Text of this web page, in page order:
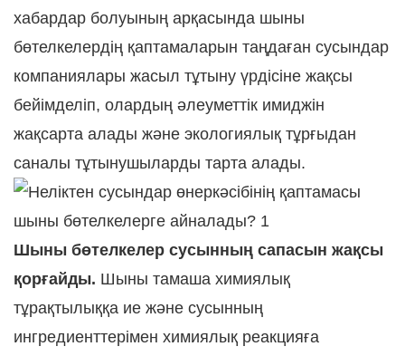
хабардар болуының арқасында шыны
бөтелкелердің қаптамаларын таңдаған сусындар
компаниялары жасыл тұтыну үрдісіне жақсы
бейімделіп, олардың әлеуметтік имиджін
жақсарта алады және экологиялық тұрғыдан
саналы тұтынушыларды тарта алады.
Шыны бөтелкелер сусынның сапасын жақсы
қорғайды. Шыны тамаша химиялық
тұрақтылыққа ие және сусынның
ингредиенттерімен химиялық реакцияға